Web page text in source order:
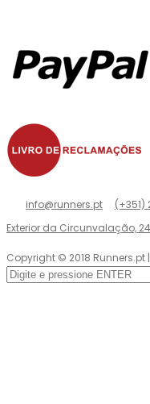
info@runners.pt
Exterior da Circunvalação,
Copyright © 2018 Runners.pt